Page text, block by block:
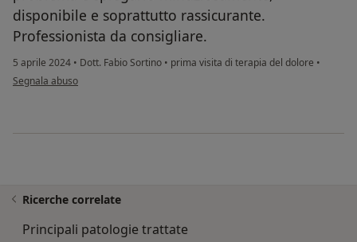
disponibile e soprattutto rassicurante.
Professionista da consigliare.
5 aprile 2024 • Dott. Fabio Sortino • prima visita di terapia del dolore •
secondo l'opinione dell'utente C.N.
Segnala abuso
Ricerche correlate
Principali patologie trattate